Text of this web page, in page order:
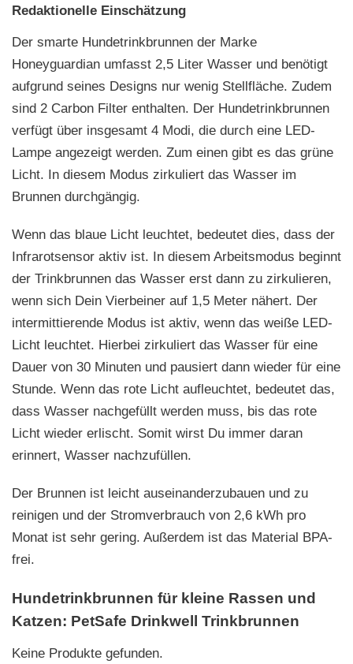
Redaktionelle Einschätzung
Der smarte Hundetrinkbrunnen der Marke
Honeyguardian umfasst 2,5 Liter Wasser und benötigt
aufgrund seines Designs nur wenig Stellfläche. Zudem
sind 2 Carbon Filter enthalten. Der Hundetrinkbrunnen
verfügt über insgesamt 4 Modi, die durch eine LED-
Lampe angezeigt werden. Zum einen gibt es das grüne
Licht. In diesem Modus zirkuliert das Wasser im
Brunnen durchgängig.
Wenn das blaue Licht leuchtet, bedeutet dies, dass der
Infrarotsensor aktiv ist. In diesem Arbeitsmodus beginnt
der Trinkbrunnen das Wasser erst dann zu zirkulieren,
wenn sich Dein Vierbeiner auf 1,5 Meter nähert. Der
intermittierende Modus ist aktiv, wenn das weiße LED-
Licht leuchtet. Hierbei zirkuliert das Wasser für eine
Dauer von 30 Minuten und pausiert dann wieder für eine
Stunde. Wenn das rote Licht aufleuchtet, bedeutet das,
dass Wasser nachgefüllt werden muss, bis das rote
Licht wieder erlischt. Somit wirst Du immer daran
erinnert, Wasser nachzufüllen.
Der Brunnen ist leicht auseinanderzubauen und zu
reinigen und der Stromverbrauch von 2,6 kWh pro
Monat ist sehr gering. Außerdem ist das Material BPA-
frei.
Hundetrinkbrunnen für kleine Rassen und
Katzen: PetSafe Drinkwell Trinkbrunnen
Keine Produkte gefunden.